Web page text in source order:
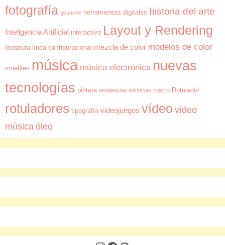
fotografía gouache herramientas digitales historia del arte
Inteligencia Artificial interactivo Layout y Rendering
literatura línea configuracional mezcla de color modelos de color
muebles música música electrónica nuevas
tecnologías pintura residencias artísticas rostro Rotulador
rotuladores tipografía videojuegos vídeo vídeo
música óleo